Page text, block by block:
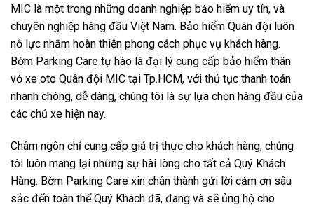
MIC là một trong những doanh nghiệp bảo hiểm uy tín, và
chuyên nghiệp hàng đầu Việt Nam. Bảo hiểm Quân đội luôn
nỗ lực nhằm hoàn thiện phong cách phục vụ khách hàng.
Bờm Parking Care tự hào là đại lý cung cấp bảo hiểm thân
vỏ xe oto Quân đội MIC tại Tp.HCM, với thủ tục thanh toán
nhanh chóng, dễ dàng, chúng tôi là sự lựa chọn hàng đầu của
các chủ xe hiện nay.
Châm ngôn chỉ cung cấp giá trị thực cho khách hàng, chúng
tôi luôn mang lại những sự hài lòng cho tất cả Quý Khách
Hàng. Bờm Parking Care xin chân thành gửi lời cảm ơn sâu
sắc đến toàn thể Quý Khách đã, đang và sẽ ủng hộ cho